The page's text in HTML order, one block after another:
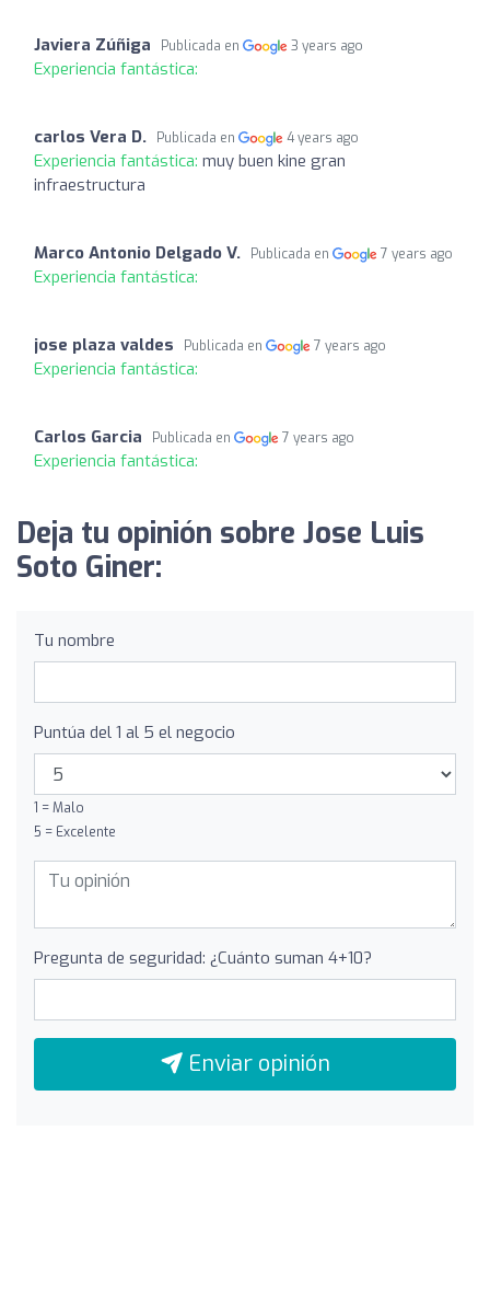
Javiera Zúñiga Publicada en 3 years ago
Experiencia fantástica:
carlos Vera D. Publicada en 4 years ago
Experiencia fantástica: muy buen kine gran
infraestructura
Marco Antonio Delgado V. Publicada en 7 years ago
Experiencia fantástica:
jose plaza valdes Publicada en 7 years ago
Experiencia fantástica:
Carlos Garcia Publicada en 7 years ago
Experiencia fantástica:
Deja tu opinión sobre Jose Luis
Soto Giner:
Tu nombre
Puntúa del 1 al 5 el negocio
1 = Malo
5 = Excelente
Pregunta de seguridad: ¿Cuánto suman 4+10?
Enviar opinión